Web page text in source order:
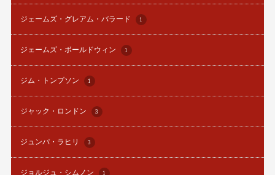
ジェームズ・グレアム・バラード 1
ジェームズ・ボールドウィン 1
ジム・トンプソン 1
ジャック・ロンドン 3
ジュンパ・ラヒリ 3
ジョルジュ・シムノン 1